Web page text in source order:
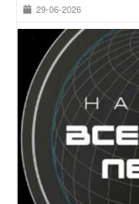
29-06-2026